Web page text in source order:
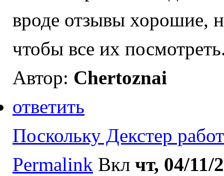
вроде отзывы хорошие,
чтобы все их
Автор: Chertoznai
ответить
Поскольку Декстер
Permalink Вкл чт, 04/11/